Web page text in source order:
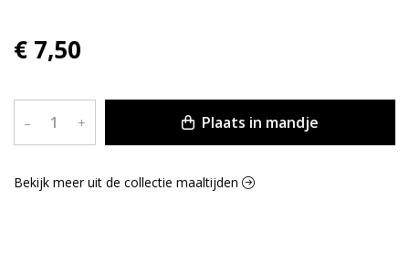
€ 7,50
– + Plaats in mandje
Bekijk meer uit de collectie maaltijden